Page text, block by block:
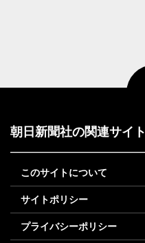
朝日新聞社の関連サイト
このサイトについて
サイトポリシー
プライバシーポリシー